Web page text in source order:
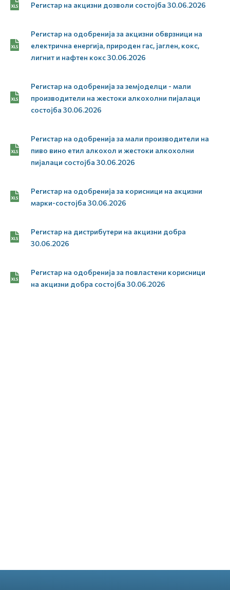
Регистар на акцизни дозволи состојба 30.06.2026
Регистар на одобренија за акцизни обврзници на
електрична енергија, природен гас, јаглен, кокс,
лигнит и нафтен кокс 30.06.2026
Регистар на одобренија за земјоделци - мали
производители на жестоки алкохолни пијалаци
состојба 30.06.2026
Регистар на одобренија за мали производители на
пиво вино етил алкохол и жестоки алкохолни
пијалаци состојба 30.06.2026
Регистар на одобренија за корисници на акцизни
марки-состојба 30.06.2026
Регистар на дистрибутери на акцизни добра
30.06.2026
Регистар на одобренија за повластени корисници
на акцизни добра состојба 30.06.2026